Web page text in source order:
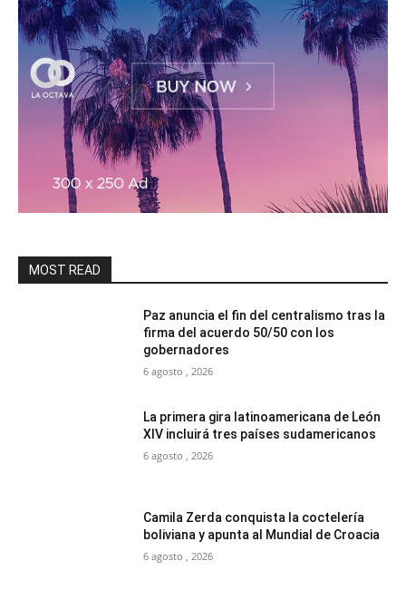
MOST READ
Paz anuncia el fin del centralismo tras la
firma del acuerdo 50/50 con los
gobernadores
6 agosto , 2026
La primera gira latinoamericana de León
XIV incluirá tres países sudamericanos
6 agosto , 2026
Camila Zerda conquista la coctelería
boliviana y apunta al Mundial de Croacia
6 agosto , 2026